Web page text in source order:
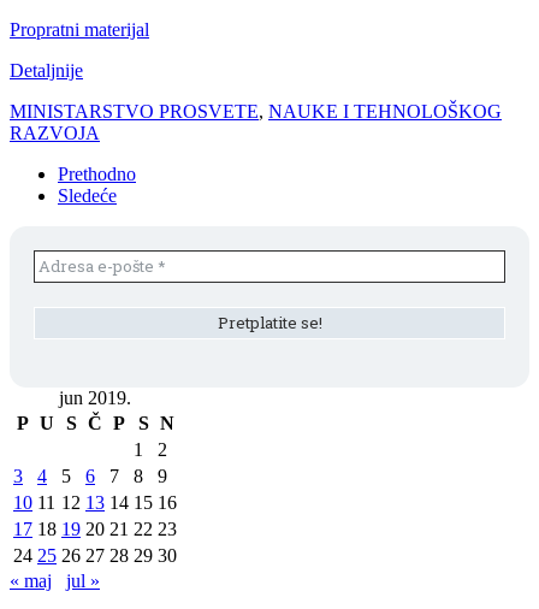
Propratni materijal
Detaljnije
MINISTARSTVO PROSVETE, NAUKE I TEHNOLOŠKOG
RAZVOJA
Prethodno
Sledeće
jun 2019.
P U S Č P S N
1
2
3
4 5 6 7 8
9
10 11 12 13 14 15 16
17 18 19 20 21 22 23
24 25 26 27 28 29 30
« maj
jul »